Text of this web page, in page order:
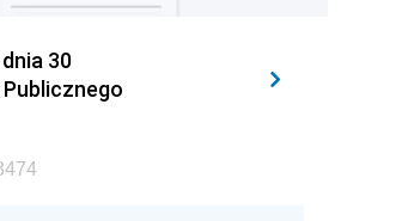
30
Województwa Świętokrzyskiego rok 2009 nr 477 poz. 3474